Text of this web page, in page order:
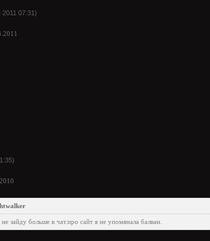
2011 07:31)
не зайду больше в чат.про сайт я не упомянала балван.